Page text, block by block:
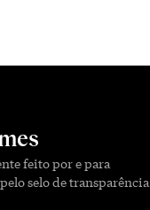
feito por e para
selo de transparência